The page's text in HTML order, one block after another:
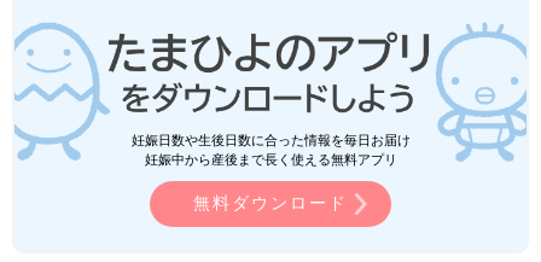
妊娠日数や生後日数に合った情報を毎日お届け
妊娠中から産後まで長く使える無料アプリ
無料ダウンロード